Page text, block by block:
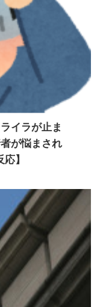
イラが止ま
が悩まされ
】